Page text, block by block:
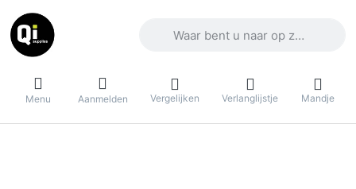
Menu Aanmelden Vergelijken Verlanglijstje Mandje